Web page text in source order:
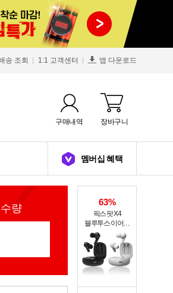
송 조회 1:1 고객센터 앱 다운로드
구매내역 장바구니
멤버십 혜택
량
63%
픽스 팟 X4
블루투스 이어폰
XWS-303